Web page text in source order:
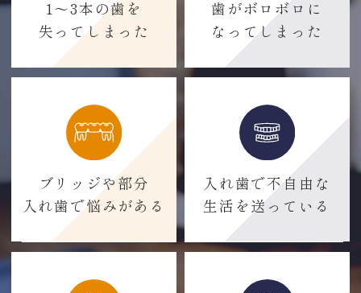
1～3本の歯を
失ってしまった
歯がボロボロに
なってしまった
ブリッジや部分
入れ歯で悩みがある
入れ歯で不自由な
生活を送っている